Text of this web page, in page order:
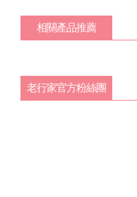
相關產品推薦
老行家官方粉絲團